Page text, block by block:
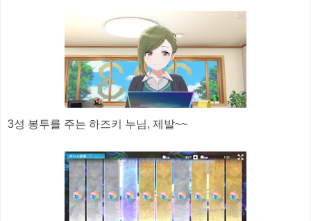
3성 봉투를 주는 하즈키 누님, 제발~~